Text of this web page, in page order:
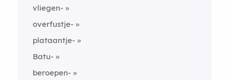
vliegen-
overfustje-
plataantje-
Batu-
beroepen-